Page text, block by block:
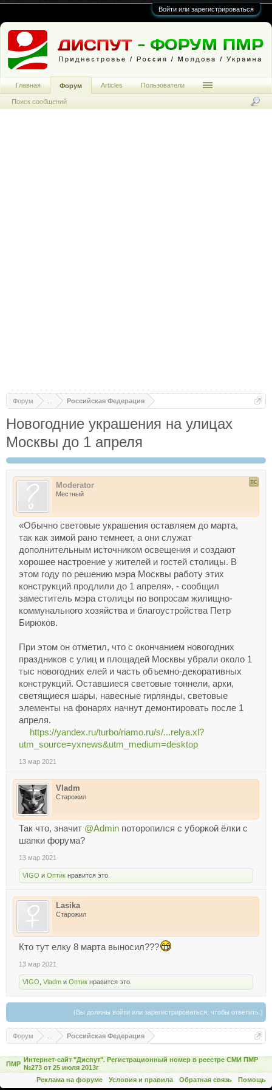
Войти или зарегистрироваться
Форум Российская Федерация
Новогодние украшения на улицах
Москвы до 1 апреля
Moderator
Местный
«Обычно световые украшения оставляем до марта,
так как зимой рано темнеет, а они служат
дополнительным источником освещения и создают
хорошее настроение у жителей и гостей столицы. В
этом году по решению мэра Москвы работу этих
конструкций продлили до 1 апреля», - сообщил
заместитель мэра столицы по вопросам жилищно-
коммунального хозяйства и благоустройства Петр
Бирюков.
При этом он отметил, что с окончанием новогодних
праздников с улиц и площадей Москвы убрали около 1
тыс новогодних елей и часть объемно-декоративных
конструкций. Оставшиеся световые тоннели, арки,
светящиеся шары, навесные гирлянды, световые
элементы на фонарях начнут демонтировать после 1
апреля.
https://yandex.ru/turbo/riamo.ru/s/...relya.xl?
utm_source=yxnews&utm_medium=desktop
13 мар 2021
Vladm
Старожил
Так что, значит @Admin поторопился с уборкой ёлки с
шапки форума?
13 мар 2021
VIGO и Оптик нравится это.
Lasika
Старожил
Кто тут елку 8 марта выносил???
13 мар 2021
VIGO Vladm и Оптик нравится это.
(Вы должны войти или зарегистрироваться, чтобы ответить.)
Форум Российская Федерация
Главная Форум
Поиск сообщений
Articles Пользователи
ПМР
Интернет-сайт "Диспут". Регистрационный номер в реестре СМИ ПМР
№273 от 25 июля 2013г
Реклама на форуме
Условия и правила Обратная связь Помощь